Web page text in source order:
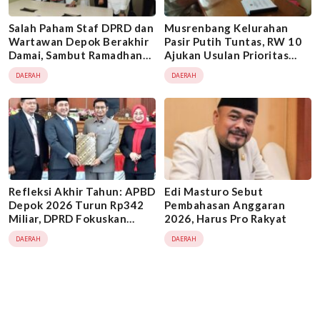
Salah Paham Staf DPRD dan
Wartawan Depok Berakhir
Damai, Sambut Ramadhan
dengan Saling Memaafkan
DAERAH
Musrenbang Kelurahan
Pasir Putih Tuntas, RW 10
Ajukan Usulan Prioritas
Infrastruktur dan
Kesehatan
DAERAH
Refleksi Akhir Tahun: APBD
Depok 2026 Turun Rp342
Miliar, DPRD Fokuskan
Anggaran untuk
Kebutuhan Dasar dan
DAERAH
Edi Masturo Sebut
Pembahasan Anggaran
2026, Harus Pro Rakyat
DAERAH